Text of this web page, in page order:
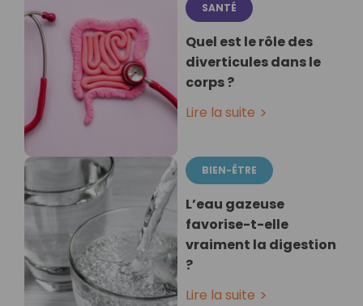
SANTÉ
Quel est le rôle des
diverticules dans le
corps ?
Lire la suite
BIEN-ÊTRE
L’eau gazeuse
favorise-t-elle
vraiment la digestion
?
Lire la suite